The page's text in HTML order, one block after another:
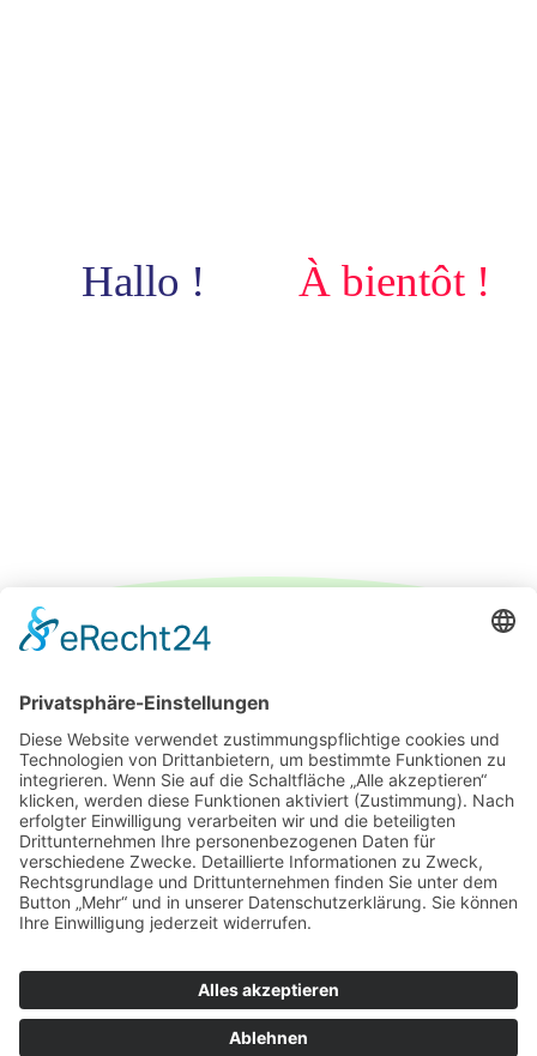
Hallo ! À bientôt !
IMPRESSUM DATENSCHUTZERKLÄRUNG
PARTNER ÜBER UNS KONTAKT
© 2026 DEUTSCH-FRANZÖSISCHE GESELLSCHAFT